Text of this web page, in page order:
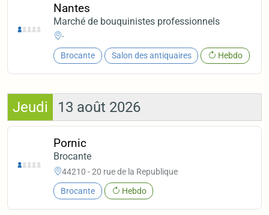
Nantes
Marché de bouquinistes professionnels
-
Brocante Salon des antiquaires Hebdo
Jeudi 13 août 2026
Pornic
Brocante
44210 - 20 rue de la Republique
Brocante Hebdo